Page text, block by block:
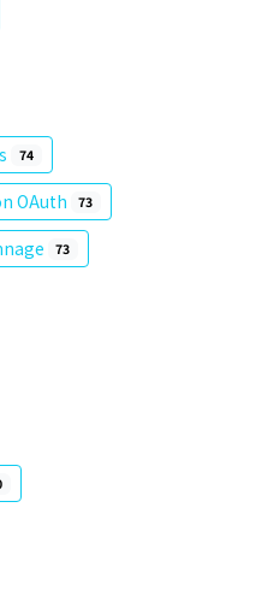
74
OAuth 73
73